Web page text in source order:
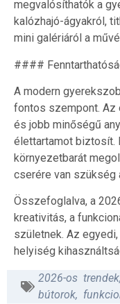
megvalósíthatók a
kalózhajó-ágyakról,
mini galériáról a
####
A modern
fontos szempont. Az
és jobb minőségű
élettartamot biztosít.
környezetbarát
cserére van szükség
Összefoglalva, a
kreativitás, a
születnek. Az
helyiség
2026-os trendek,
bútorok,